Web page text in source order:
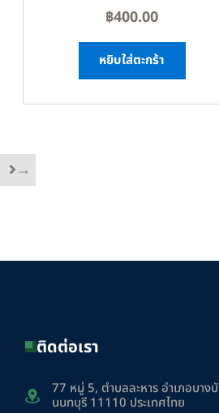
฿400.00
หยิบใส่ตะกร้า
→
ติดต่อเรา
77 หมู่ 5, ตำบลละหาร อำเภอบาง
นนทบุรี 11110 ประเทศไทย